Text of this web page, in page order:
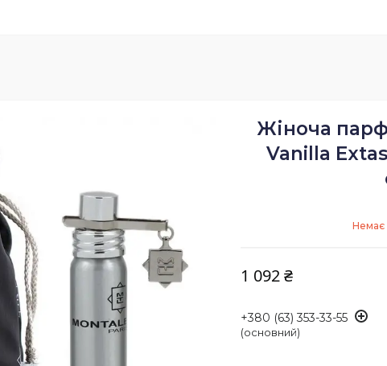
Жіноча
Vanilla
Немає
1 092 ₴
+380 (63) 353-33-55
(основний)